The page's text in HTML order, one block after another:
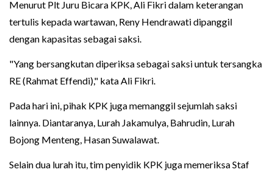
Menurut Plt Juru Bicara KPK, Ali Fikri dalam keterangan
tertulis kepada wartawan, Reny Hendrawati dipanggil
dengan kapasitas sebagai saksi.
"Yang bersangkutan diperiksa sebagai saksi untuk tersangka
RE (Rahmat Effendi)," kata Ali Fikri.
Pada hari ini, pihak KPK juga memanggil sejumlah saksi
lainnya. Diantaranya, Lurah Jakamulya, Bahrudin, Lurah
Bojong Menteng, Hasan Suwalawat.
Selain dua lurah itu, tim penyidik KPK juga memeriksa Staf